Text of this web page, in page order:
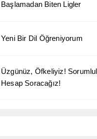
Başlamadan Biten Ligler
Yeni Bir Dil Öğreniyorum
Üzgünüz, Öfkeliyiz!
Hesap Soracağız!